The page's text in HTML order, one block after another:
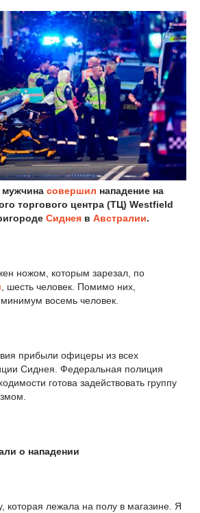
совершил нападение на
торгового центра (ТЦ) Westfield
Сиднея в Австралии.
ножом, которым зарезал, по
, шесть человек. Помимо них,
восемь человек.
прибыли офицеры из всех
Сиднея. Федеральная полиция
готова задействовать группу
о нападении
которая лежала на полу в магазине. Я